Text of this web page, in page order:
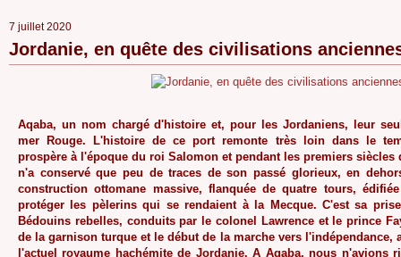
7 juillet 2020
Jordanie, en quête des civilisations
Aqaba, un nom chargé d'histoire et, pour les Jordaniens, leur
mer Rouge. L'histoire de ce port remonte très loin dans le
prospère à l'époque du roi Salomon et pendant les premiers siècles
n'a conservé que peu de traces de son passé glorieux, en
construction ottomane massive, flanquée de quatre tours,
protéger les pèlerins qui se rendaient à la Mecque. C'est sa
Bédouins rebelles, conduits par le colonel Lawrence et le prince
de la garnison turque et le début de la marche vers l'indépendance,
l'actuel royaume hachémite de Jordanie.A Aqaba, nous n'avions